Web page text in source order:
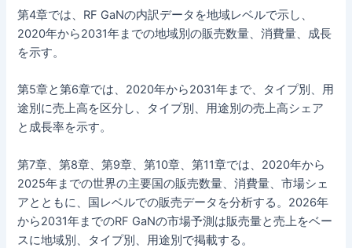
第4章では、RF GaNの内訳データを地域レベルで示し、
2020年から2031年までの地域別の販売数量、消費量、成長
を示す。
第5章と第6章では、2020年から2031年まで、タイプ別、用
途別に売上高を区分し、タイプ別、用途別の売上高シェア
と成長率を示す。
第7章、第8章、第9章、第10章、第11章では、2020年から
2025年までの世界の主要国の販売数量、消費量、市場シェ
アとともに、国レベルでの販売データを分析する。2026年
から2031年までのRF GaNの市場予測は販売量と売上をベー
スに地域別、タイプ別、用途別で掲載する。